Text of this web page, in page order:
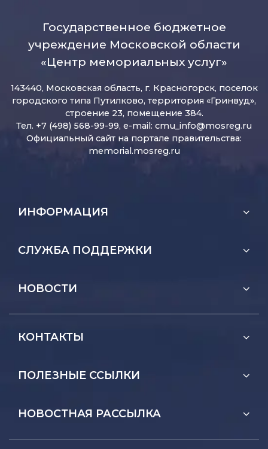
Государственное бюджетное
учреждение Московской области
«Центр мемориальных услуг»
143440, Московская область, г. Красногорск, поселок
городского типа Путилково, территория «Гринвуд»,
строение 23, помещение 384.
Тел. +7 (498) 568-99-99, e-mail: cmu_info@mosreg.ru
Официальный сайт на портале правительства:
memorial.mosreg.ru
ИНФОРМАЦИЯ
СЛУЖБА ПОДДЕРЖКИ
НОВОСТИ
КОНТАКТЫ
ПОЛЕЗНЫЕ ССЫЛКИ
НОВОСТНАЯ РАССЫЛКА